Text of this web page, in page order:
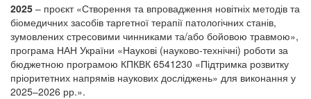
2025 – проєкт «Створення та впровадження новітніх методів та
біомедичних засобів таргетної терапії патологічних станів,
зумовлених стресовими чинниками та/або бойовою травмою»,
програма НАН України «Наукові (науково-технічні) роботи за
бюджетною програмою КПКВК 6541230 «Підтримка розвитку
пріоритетних напрямів наукових досліджень» для виконання у
2025–2026 рр.».